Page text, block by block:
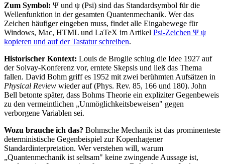
Zum Symbol: Ψ und ψ (Psi) sind das Standardsymbol für die
Wellenfunktion in der gesamten Quantenmechanik. Wer das
Zeichen häufiger eingeben muss, findet alle Eingabewege für
Windows, Mac, HTML und LaTeX im Artikel Psi-Zeichen Ψ ψ
kopieren und auf der Tastatur schreiben.
Historischer Kontext: Louis de Broglie schlug die Idee 1927 auf
der Solvay-Konferenz vor, erntete Skepsis und ließ das Thema
fallen. David Bohm griff es 1952 mit zwei berühmten Aufsätzen in
Physical Review wieder auf (Phys. Rev. 85, 166 und 180). John
Bell betonte später, dass Bohms Theorie ein expliziter Gegenbeweis
zu den vermeintlichen „Unmöglichkeitsbeweisen" gegen
verborgene Variablen sei.
Wozu brauche ich das? Bohmsche Mechanik ist das prominenteste
deterministische Gegenbeispiel zur Kopenhagener
Standardinterpretation. Wer verstehen will, warum
„Quantenmechanik ist seltsam" keine zwingende Aussage ist,